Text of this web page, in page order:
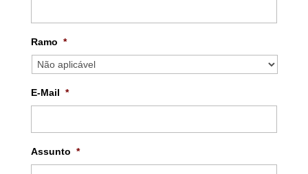
Ramo *
E-Mail *
Assunto *